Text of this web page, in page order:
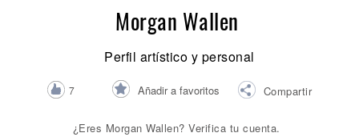
Morgan Wallen
Perfil artístico y personal
7 Añadir a favoritos Compartir
¿Eres Morgan Wallen? Verifica tu cuenta.